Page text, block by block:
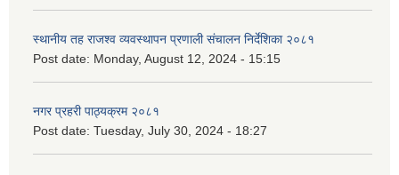
स्थानीय तह राजश्व व्यवस्थापन प्रणाली संचालन निर्देशिका २०८१
Post date: Monday, August 12, 2024 - 15:15
नगर प्रहरी पाठ्यक्रम २०८१
Post date: Tuesday, July 30, 2024 - 18:27